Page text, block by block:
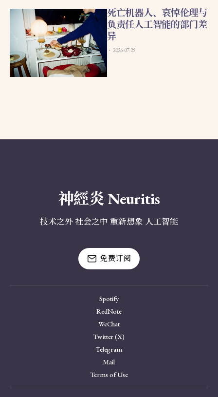
死亡机器人、哀悼伦理与
负责任人工智能的部门差
异
2026-07-29
神經炎 Neuritis
技术之外 社会之中 重新想象 人工智能
免费订阅
Spotify
RedNote
WeChat
Twitter (X)
Telegram
Mail
Terms of Use